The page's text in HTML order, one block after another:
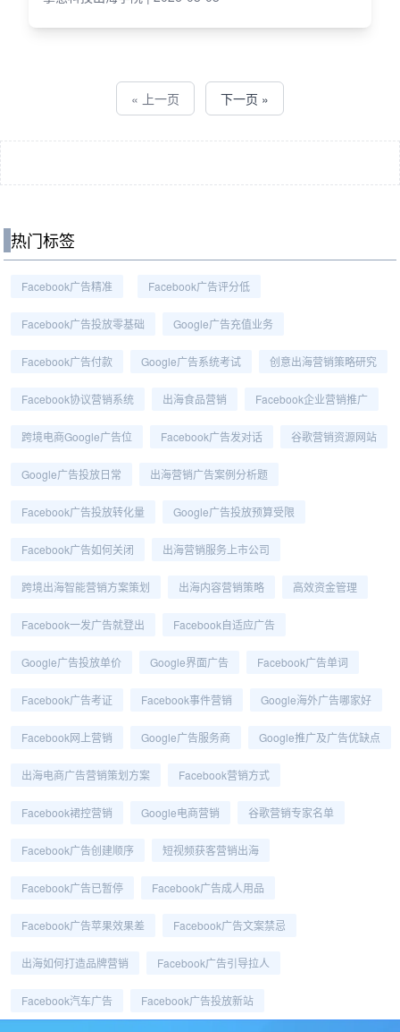
« 上一页 下一页 »
热门标签
Facebook广告精准 Facebook广告评分低
Facebook广告投放零基础 Google广告充值业务
Facebook广告付款 Google广告系统考试 创意出海营销策略研究
Facebook协议营销系统 出海食品营销 Facebook企业营销推广
跨境电商Google广告位 Facebook广告发对话 谷歌营销资源网站
Google广告投放日常 出海营销广告案例分析题
Facebook广告投放转化量 Google广告投放预算受限
Facebook广告如何关闭 出海营销服务上市公司
跨境出海智能营销方案策划 出海内容营销策略 高效资金管理
Facebook一发广告就登出 Facebook自适应广告
Google广告投放单价 Google界面广告 Facebook广告单词
Facebook广告考证 Facebook事件营销 Google海外广告哪家好
Facebook网上营销 Google广告服务商 Google推广及广告优缺点
出海电商广告营销策划方案 Facebook营销方式
Facebook裙控营销 Google电商营销 谷歌营销专家名单
Facebook广告创建顺序 短视频获客营销出海
Facebook广告已暂停 Facebook广告成人用品
Facebook广告苹果效果差 Facebook广告文案禁忌
出海如何打造品牌营销 Facebook广告引导拉人
Facebook汽车广告 Facebook广告投放新站